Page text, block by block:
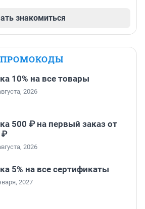
знакомиться
ПРОМОКОДЫ
10% на все товары
2026
500 ₽ на первый заказ от
₽
2026
5% на все сертификаты
2027